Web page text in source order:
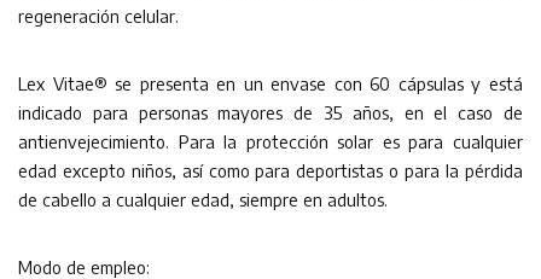
regeneración celular.
Lex Vitae® se presenta en un envase con 60 cápsulas y está
indicado para personas mayores de 35 años, en el caso de
antienvejecimiento. Para la protección solar es para cualquier
edad excepto niños, así como para deportistas o para la pérdida
de cabello a cualquier edad, siempre en adultos.
Modo de empleo: